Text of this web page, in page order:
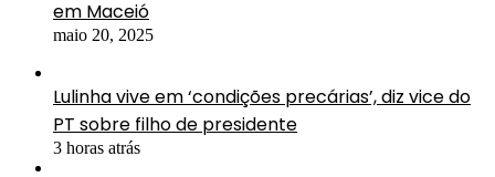
em Maceió
maio 20, 2025
Lulinha vive em ‘condições precárias’, diz vice do
PT sobre filho de presidente
3 horas atrás